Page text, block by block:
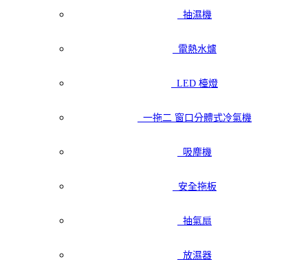
抽濕機
電熱水爐
LED 檯燈
一拖二 窗口分體式冷氣機
吸塵機
安全拖板
抽氣扇
放濕器